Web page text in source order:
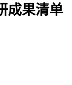
成果清单